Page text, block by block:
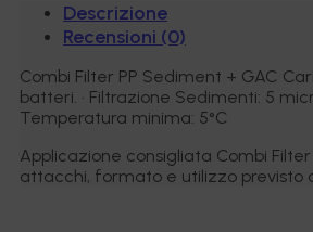
Descrizione
Recensioni (0)
Combi Filter PP Sediment + GAC
batteri. • Filtrazione Sedimenti: 5
Temperatura minima: 5°C
Applicazione consigliata Combi
attacchi, formato e utilizzo previsto